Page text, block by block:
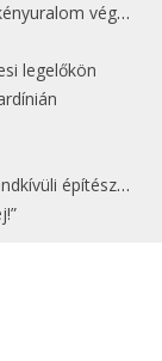
végét jelentette
legelőkön
építészeti kincsei